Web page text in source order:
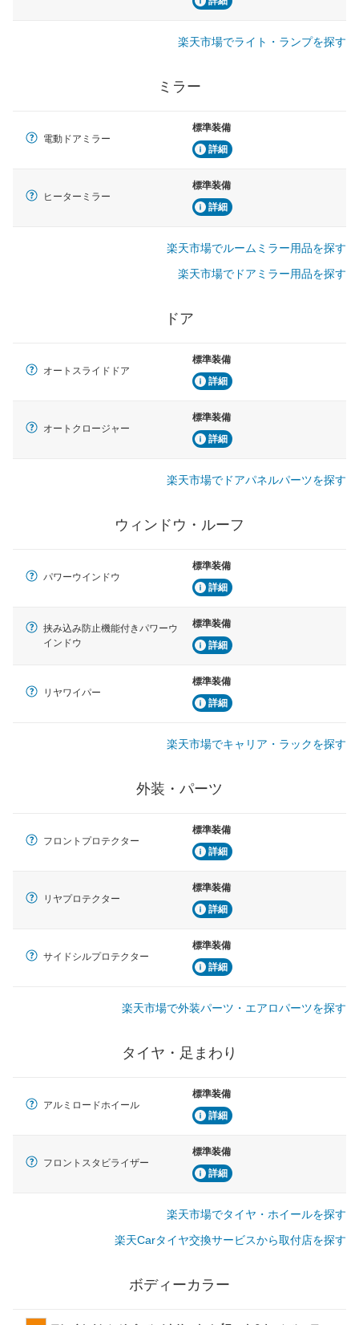
楽天市場でライト・ランプを探す
ミラー
電動ドアミラー
標準装備
詳細
ヒーターミラー
標準装備
詳細
楽天市場でルームミラー用品を探す
楽天市場でドアミラー用品を探す
ドア
オートスライドドア
標準装備
詳細
オートクロージャー
標準装備
詳細
楽天市場でドアパネルパーツを探す
ウィンドウ・ルーフ
パワーウインドウ
標準装備
詳細
挟み込み防止機能付きパワーウ
インドウ
標準装備
詳細
リヤワイパー
標準装備
詳細
楽天市場でキャリア・ラックを探す
外装・パーツ
フロントプロテクター
標準装備
詳細
リヤプロテクター
標準装備
詳細
サイドシルプロテクター
標準装備
詳細
楽天市場で外装パーツ・エアロパーツを探す
タイヤ・足まわり
アルミロードホイール
標準装備
詳細
フロントスタビライザー
標準装備
詳細
楽天市場でタイヤ・ホイールを探す
楽天Carタイヤ交換サービスから取付店を探す
ボディーカラー